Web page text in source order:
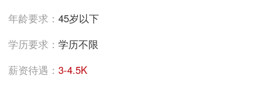
年龄要求：45岁以下
学历要求：学历不限
薪资待遇：3-4.5K